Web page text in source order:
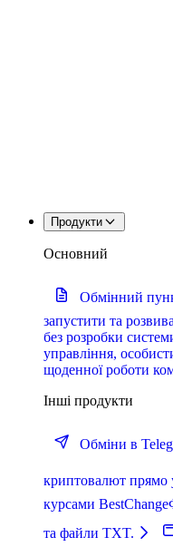
Продукти
Основний
Обмінний
запустити та
без розробки
управління,
щоденної роботи
Інші продукти
Обміни в
криптовалют прямо
курсами BestChange
та файли TXT.